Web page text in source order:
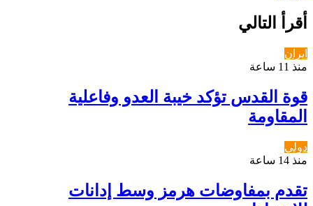
أقرأ التالي
ايران
منذ 11 ساعة
قوة القدس تؤكد خيبة العدو وفاعلية
المقاومة
دولي
منذ 14 ساعة
تقدم بمفاوضات هرمز وسط إدانات